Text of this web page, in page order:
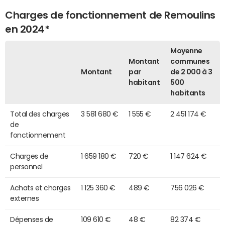
Charges de fonctionnement de Remoulins
en 2024*
Montant
Montant
par
habitant
Moyenne
communes
de 2 000 à 3
500
habitants
Total des charges
de
fonctionnement
3 581 680 € 1 555 € 2 451 174 €
Charges de
personnel
1 659 180 € 720 € 1 147 624 €
Achats et charges
externes
1 125 360 € 489 € 756 026 €
Dépenses de 109 610 € 48 € 82 374 €